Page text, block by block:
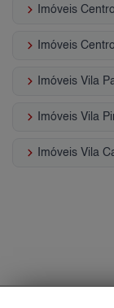
keyboard_arrow_right Imóveis Centro
keyboard_arrow_right Imóveis Centro
keyboard_arrow_right Imóveis Vila
keyboard_arrow_right Imóveis Vila
keyboard_arrow_right Imóveis Vila